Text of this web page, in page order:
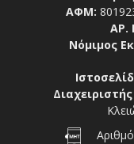
ΑΦΜ:
ΑΡ.
Νόμιμος